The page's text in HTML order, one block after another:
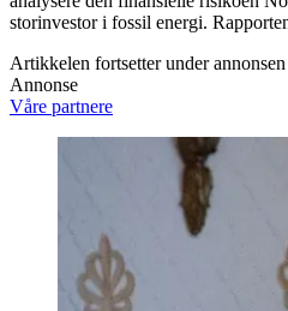
storinvestor i fossil energi.
Artikkelen fortsetter under annonsen
Annonse
Våre partnere